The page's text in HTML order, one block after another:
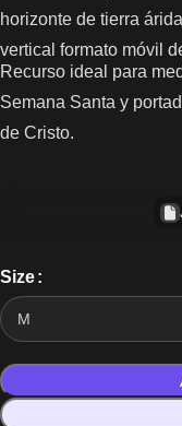
horizonte de tierra
vertical formato móvil
Recurso ideal para
Semana Santa y
de Cristo.
Size